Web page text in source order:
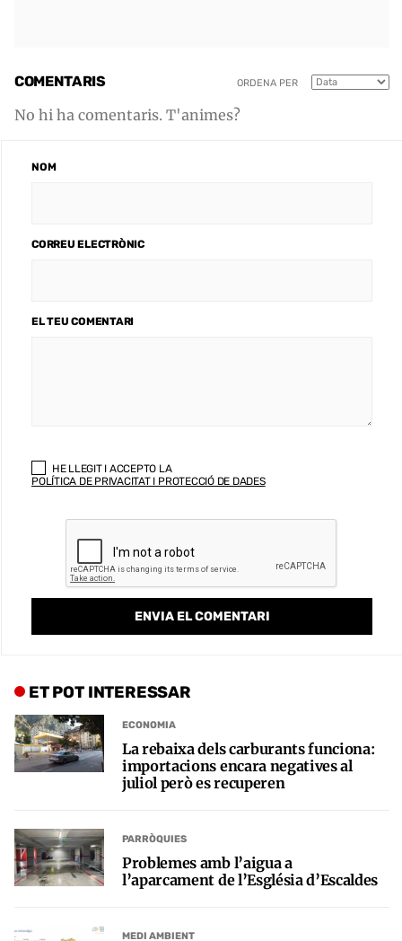
COMENTARIS ORDENA PER
No hi ha comentaris. T'animes?
NOM
CORREU ELECTRÒNIC
EL TEU COMENTARI
HE LLEGIT I ACCEPTO LA
POLÍTICA DE PRIVACITAT I PROTECCIÓ DE DADES
ET POT INTERESSAR
ECONOMIA
La rebaixa dels carburants funciona:
importacions encara negatives al
juliol però es recuperen
PARRÒQUIES
Problemes amb l’aigua a
l’aparcament de l’Església d’Escaldes
MEDI AMBIENT